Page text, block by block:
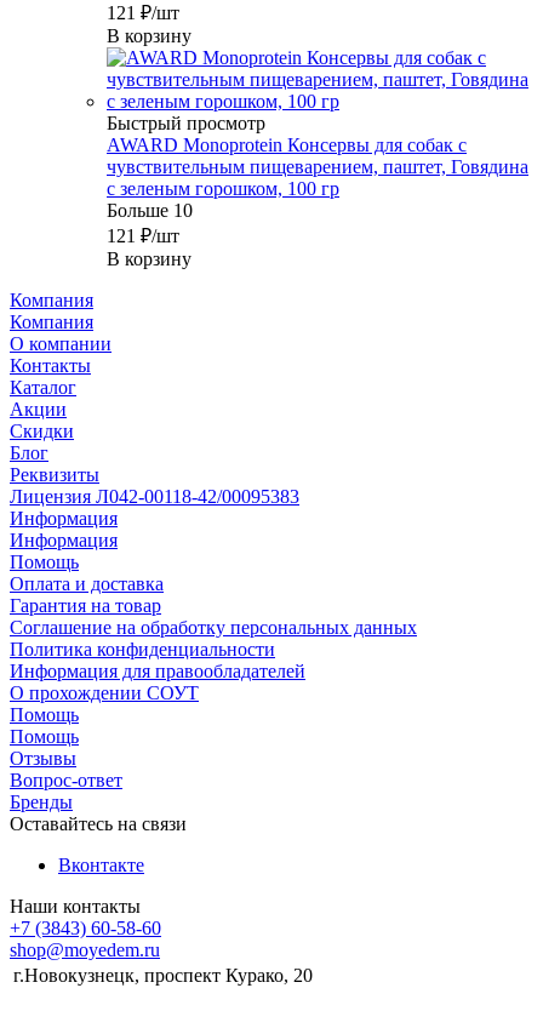
121 ₽/шт
В корзину
Быстрый просмотр
AWARD Monoprotein Консервы для собак с
чувствительным пищеварением, паштет, Говядина
с зеленым горошком, 100 гр
Больше 10
121 ₽/шт
В корзину
Компания
Компания
О компании
Контакты
Каталог
Акции
Скидки
Блог
Реквизиты
Лицензия Л042-00118-42/00095383
Информация
Информация
Помощь
Оплата и доставка
Гарантия на товар
Соглашение на обработку персональных данных
Политика конфиденциальности
Информация для правообладателей
О прохождении СОУТ
Помощь
Помощь
Отзывы
Вопрос-ответ
Бренды
Оставайтесь на связи
Вконтакте
Наши контакты
+7 (3843) 60-58-60
shop@moyedem.ru
г.Новокузнецк, проспект Курако, 20